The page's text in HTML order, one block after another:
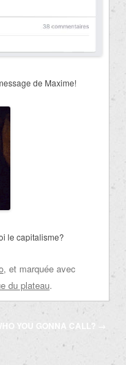
de Maxime!
le capitalisme?
, et marquée avec
du plateau.
WHO YOU GONNA CALL?